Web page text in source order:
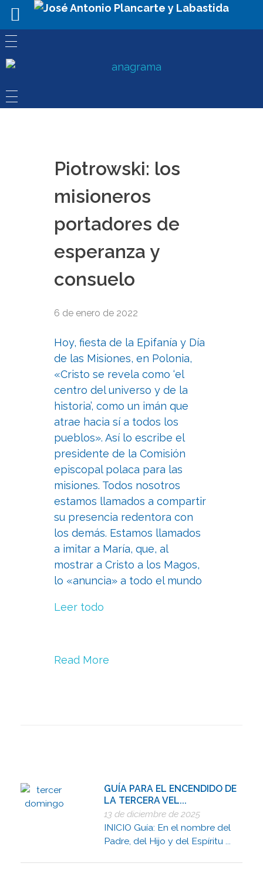
Piotrowski: los
misioneros
portadores de
esperanza y
consuelo
6 de enero de 2022
Hoy, fiesta de la Epifanía y Día
de las Misiones, en Polonia,
«Cristo se revela como ‘el
centro del universo y de la
historia’, como un imán que
atrae hacia sí a todos los
pueblos». Así lo escribe el
presidente de la Comisión
episcopal polaca para las
misiones. Todos nosotros
estamos llamados a compartir
su presencia redentora con
los demás. Estamos llamados
a imitar a María, que, al
mostrar a Cristo a los Magos,
lo «anuncia» a todo el mundo
Leer todo
Read More
GUÍA PARA EL ENCENDIDO DE
LA TERCERA VEL...
13 de diciembre de 2025
INICIO Guía: En el nombre del
Padre, del Hijo y del Espíritu ...